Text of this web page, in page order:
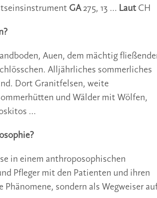
GA 275, 13 … Laut CH
Auen, dem mächtig
Alljährliches sommerliches
Dort Granit­felsen, weite
und Wälder mit Wölfen,
…
in einem anthroposophischen
Pfleger mit den Patienten und ihren
sondern als Wegweiser